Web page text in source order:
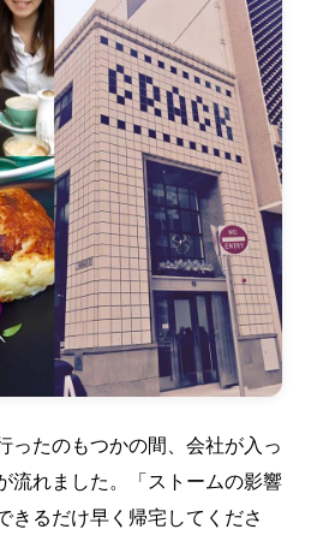
ったのもつかの間、会社が入っ
流れました。「ストームの影響
きるだけ早く帰宅してくださ